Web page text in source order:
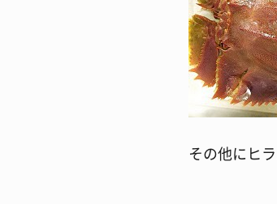
その他にヒ